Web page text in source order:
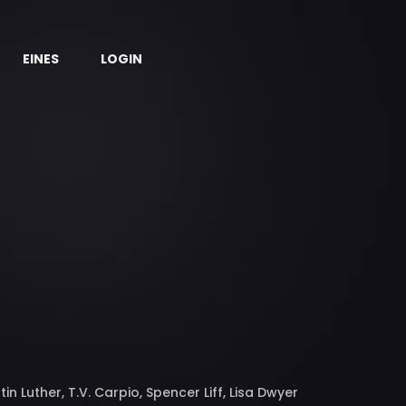
EINES LOGIN
Luther, T.V. Carpio, Spencer Liff, Lisa Dwyer